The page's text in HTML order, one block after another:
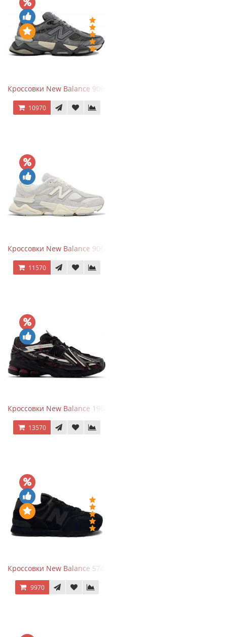
Кроссовки New Balance 9060 x Joe Freshgoods Dark Grey
10970
Кроссовки New Balance 9060 Quartz Grey
11570
Кроссовки New Balance 1906A Dragon Berry
13570
Кроссовки New Balance 574 All Black
9970